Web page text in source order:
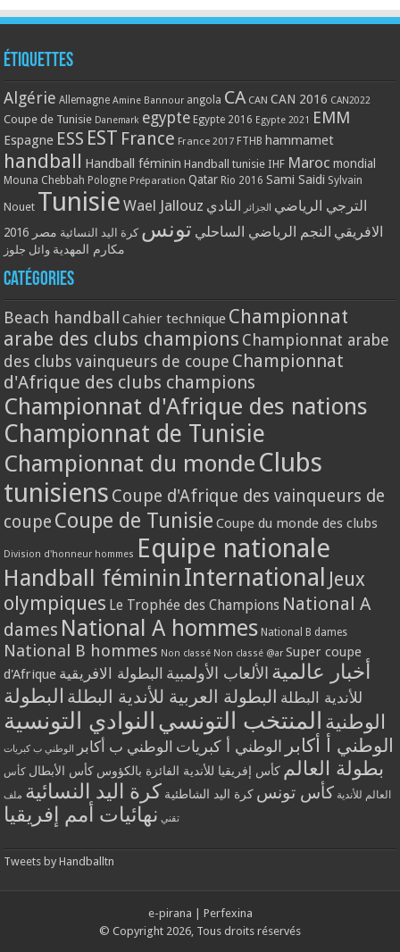
Étiquettes
Algérie Allemagne Amine Bannour angola CA CAN CAN 2016 CAN2022
Coupe de Tunisie Danemark egypte Egypte 2016 Egypte 2021 EMM
Espagne ESS EST France France 2017 FTHB hammamet
handball Handball féminin Handball tunisie IHF Maroc mondial
Mouna Chebbah Pologne Préparation Qatar Rio 2016 Sami Saidi Sylvain
Nouet Tunisie Wael Jallouz الترجي الرياضي الجزائر النادي
الافريقي النجم الرياضي الساحلي تونس كرة اليد النسائية مصر 2016
مكارم المهدية وائل جلوز
Catégories
Beach handball Cahier technique Championnat
arabe des clubs champions Championnat arabe
des clubs vainqueurs de coupe Championnat
d'Afrique des clubs champions
Championnat d'Afrique des nations
Championnat de Tunisie
Championnat du monde Clubs
tunisiens Coupe d'Afrique des vainqueurs de
coupe Coupe de Tunisie Coupe du monde des clubs
Division d'honneur hommes Equipe nationale
Handball féminin International Jeux
olympiques Le Trophée des Champions National A
dames National A hommes National B dames
National B hommes Non classé Non classé @ar Super coupe
d'Afrique
أخبار عالمية الألعاب الأولمبية البطولة الافريقية
للأندية البطلة البطولة العربية للأندية البطلة البطولة
الوطنية المنتخب التونسي النوادي التونسية
الوطني أ أكابر الوطني أ كبريات الوطني ب أكابر الوطني ب كبريات
بطولة العالم كأس إفريقيا للأندية الفائزة بالكؤوس كأس الأبطال كأس
العالم للأندية كأس تونس كرة اليد الشاطئية كرة اليد النسائية ملف
تقني نهائيات أمم إفريقيا
Tweets by Handballtn
e-pirana
Perfexina
© Copyright 2026, Tous droits réservés